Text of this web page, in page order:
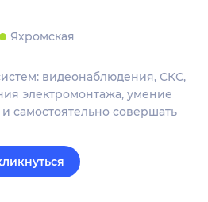
Яхромская
видеонаблюдения, СКС,
электромонтажа, умение
самостоятельно совершать